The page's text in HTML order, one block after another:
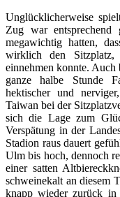
Unglücklicherweise
Zug war entsprechend
megawichtig hatten,
wirklich den Sitzplatz,
einnehmen konnte.
ganze halbe Stunde
hektischer und
Taiwan bei der
sich die Lage zum
Verspätung in der
Stadion raus dauert
Ulm bis hoch, dennoch
einer satten
schweinekalt an diesem
knapp wieder zurück